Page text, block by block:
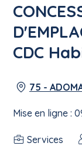
CDC
75 -
Mise en ligne :
Services